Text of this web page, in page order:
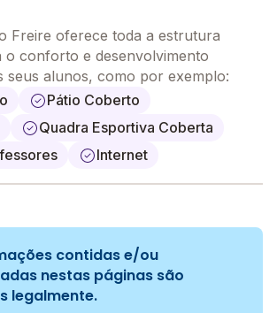
Freire oferece toda a estrutura
o conforto e desenvolvimento
seus alunos, como por exemplo:
Pátio Coberto
Quadra Esportiva Coberta
Internet
contidas e/ou
nestas páginas são
legalmente.